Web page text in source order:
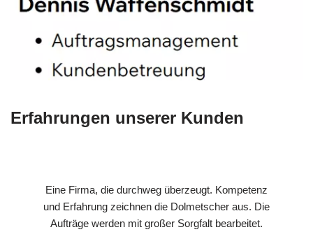
Erfahrungen unserer Kunden
Eine Firma, die durchweg überzeugt. Kompetenz
und Erfahrung zeichnen die Dolmetscher aus. Die
Aufträge werden mit großer Sorgfalt bearbeitet.